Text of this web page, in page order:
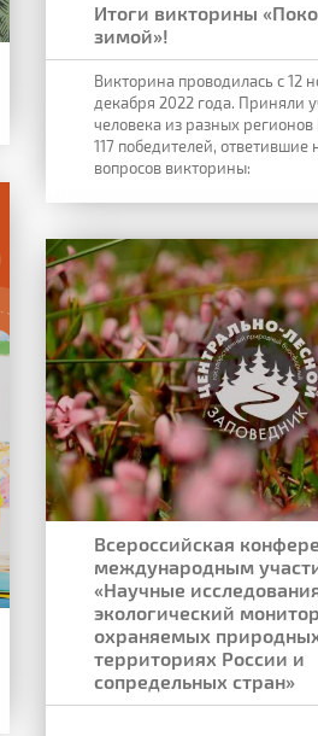
Итоги викторины
зимой»!
Викторина проводилась с 12
декабря 2022 года. Приняли
человека из разных
117 победителей, ответившие
вопросов викторины:
Всероссийская
международным
«Научные
экологический
охраняемых
территориях России и
сопредельных стран»